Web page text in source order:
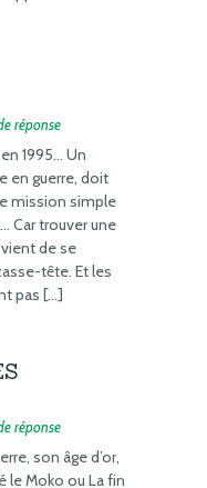
réponse
1995… Un
en guerre, doit
mission simple
Car trouver une
de se
tête. Et les
pas […]
réponse
son âge d’or,
le Moko ou La fin